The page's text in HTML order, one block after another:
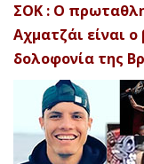
ΣΟΚ : Ο
Αχματζάι είναι
δολοφονία της